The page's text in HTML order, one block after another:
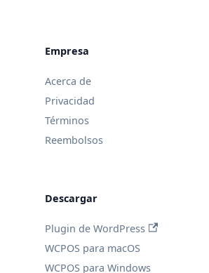
Empresa
Acerca de
Privacidad
Términos
Reembolsos
Descargar
Plugin de WordPress
WCPOS para macOS
WCPOS para Windows